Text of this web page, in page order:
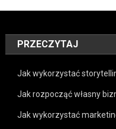
PRZECZYTAJ
Jak wykorzystać
Jak rozpocząć własny
Jak wykorzystać